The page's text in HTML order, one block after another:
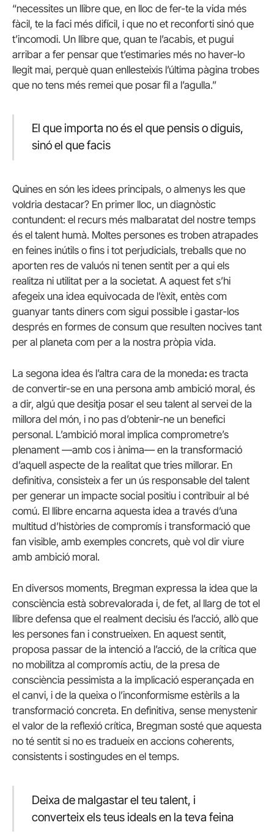
“necessites un llibre que, en lloc de fer-te la vida més
fàcil, te la faci més difícil, i que no et reconforti sinó que
t’incomodi. Un llibre que, quan te l’acabis, et pugui
arribar a fer pensar que t’estimaries més no haver-lo
llegit mai, perquè quan enllesteixis l’última pàgina trobes
que no tens més remei que posar fil a l’agulla.”
El que importa no és el que pensis o diguis,
sinó el que facis
Quines en són les idees principals, o almenys les que
voldria destacar? En primer lloc, un diagnòstic
contundent: el recurs més malbaratat del nostre temps
és el talent humà. Moltes persones es troben atrapades
en feines inútils o fins i tot perjudicials, treballs que no
aporten res de valuós ni tenen sentit per a qui els
realitza ni utilitat per a la societat. A aquest fet s’hi
afegeix una idea equivocada de l’èxit, entès com
guanyar tants diners com sigui possible i gastar-los
després en formes de consum que resulten nocives tant
per al planeta com per a la nostra pròpia vida.
La segona idea és l’altra cara de la moneda: es tracta
de convertir-se en una persona amb ambició moral, és
a dir, algú que desitja posar el seu talent al servei de la
millora del món, i no pas d’obtenir-ne un benefici
personal. L’ambició moral implica comprometre’s
plenament —amb cos i ànima— en la transformació
d’aquell aspecte de la realitat que tries millorar. En
definitiva, consisteix a fer un ús responsable del talent
per generar un impacte social positiu i contribuir al bé
comú. El llibre encarna aquesta idea a través d’una
multitud d’històries de compromís i transformació que
fan visible, amb exemples concrets, què vol dir viure
amb ambició moral.
En diversos moments, Bregman expressa la idea que la
consciència està sobrevalorada i, de fet, al llarg de tot el
llibre defensa que el realment decisiu és l’acció, allò que
les persones fan i construeixen. En aquest sentit,
proposa passar de la intenció a l’acció, de la crítica que
no mobilitza al compromís actiu, de la presa de
consciència pessimista a la implicació esperançada en
el canvi, i de la queixa o l’inconformisme estèrils a la
transformació concreta. En definitiva, sense menystenir
el valor de la reflexió crítica, Bregman sosté que aquesta
no té sentit si no es tradueix en accions coherents,
consistents i sostingudes en el temps.
Deixa de malgastar el teu talent, i
converteix els teus ideals en la teva feina